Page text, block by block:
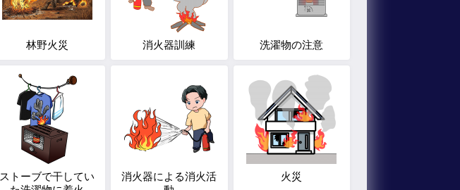
林野火災 消火器訓練 洗濯物の注意
ストーブで干してい
消火器による消火活
火災